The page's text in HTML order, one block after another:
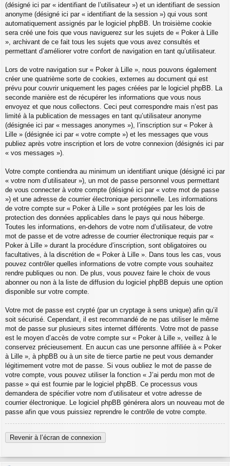
(désigné ici par « identifiant de l’utilisateur ») et un identifiant de session
anonyme (désigné ici par « identifiant de la session ») qui vous sont
automatiquement assignés par le logiciel phpBB. Un troisième cookie
sera créé une fois que vous naviguerez sur les sujets de « Poker à Lille
», archivant de ce fait tous les sujets que vous avez consultés et
permettant d’améliorer votre confort de navigation en tant qu’utilisateur.
Lors de votre navigation sur « Poker à Lille », nous pouvons également
créer une quatrième sorte de cookies, externes au document qui est
prévu pour couvrir uniquement les pages créées par le logiciel phpBB. La
seconde manière est de récupérer les informations que vous nous
envoyez et que nous collectons. Ceci peut correspondre mais n’est pas
limité à la publication de messages en tant qu’utilisateur anonyme
(désignée ici par « messages anonymes »), l’inscription sur « Poker à
Lille » (désignée ici par « votre compte ») et les messages que vous
publiez après votre inscription et lors de votre connexion (désignés ici par
« vos messages »).
Votre compte contiendra au minimum un identifiant unique (désigné ici par
« votre nom d’utilisateur »), un mot de passe personnel vous permettant
de vous connecter à votre compte (désigné ici par « votre mot de passe
») et une adresse de courrier électronique personnelle. Les informations
de votre compte sur « Poker à Lille » sont protégées par les lois de
protection des données applicables dans le pays qui nous héberge.
Toutes les informations, en-dehors de votre nom d’utilisateur, de votre
mot de passe et de votre adresse de courrier électronique requis par «
Poker à Lille » durant la procédure d’inscription, sont obligatoires ou
facultatives, à la discrétion de « Poker à Lille ». Dans tous les cas, vous
pouvez contrôler quelles informations de votre compte vous souhaitez
rendre publiques ou non. De plus, vous pouvez faire le choix de vous
abonner ou non à la liste de diffusion du logiciel phpBB depuis une option
disponible sur votre compte.
Votre mot de passe est crypté (par un cryptage à sens unique) afin qu’il
soit sécurisé. Cependant, il est recommandé de ne pas utiliser le même
mot de passe sur plusieurs sites internet différents. Votre mot de passe
est le moyen d’accès de votre compte sur « Poker à Lille », veillez à le
conservez précieusement. En aucun cas une personne affiliée à « Poker
à Lille », à phpBB ou à un site de tierce partie ne peut vous demander
légitimement votre mot de passe. Si vous oubliez le mot de passe de
votre compte, vous pouvez utiliser la fonction « J’ai perdu mon mot de
passe » qui est fournie par le logiciel phpBB. Ce processus vous
demandera de spécifier votre nom d’utilisateur et votre adresse de
courrier électronique. Le logiciel phpBB générera alors un nouveau mot de
passe afin que vous puissiez reprendre le contrôle de votre compte.
Revenir à l’écran de connexion